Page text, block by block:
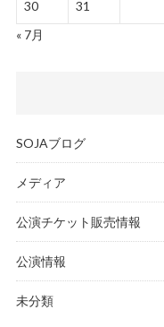
30
31
« 7月
SOJAブログ
メディア
公演チケット販売情報
公演情報
未分類